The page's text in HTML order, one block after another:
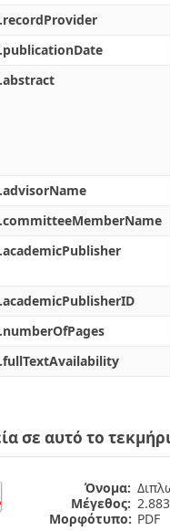
σε αυτό το
Όνομα:
Μέγεθος:
Μορφότυπο: PDF